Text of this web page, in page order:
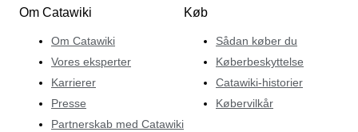
kuraterer med både erfarne og første gangs samlere i
tankerne.
Om Catawiki
Om Catawiki
Vores eksperter
Karrierer
Presse
Partnerskab med Catawiki
Køb
Sådan køber du
Køberbeskyttelse
Catawiki-historier
Købervilkår